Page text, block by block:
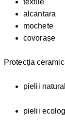
textile
alcantara
mochete
covorașe
Protecția
pielii
pielii